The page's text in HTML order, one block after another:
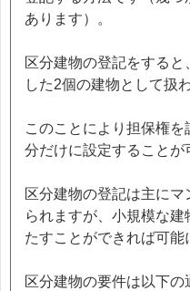
あります）。
区分建物の登記をする
した2個の建物として扱
このことにより担保権
分だけに設定することが
区分建物の登記は主に
られますが、小規模な
たすことができれば可能
区分建物の要件は以下の